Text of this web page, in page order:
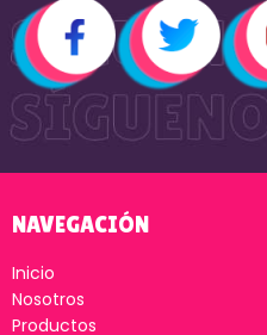
NAVEGACIÓN
Inicio
Nosotros
Productos